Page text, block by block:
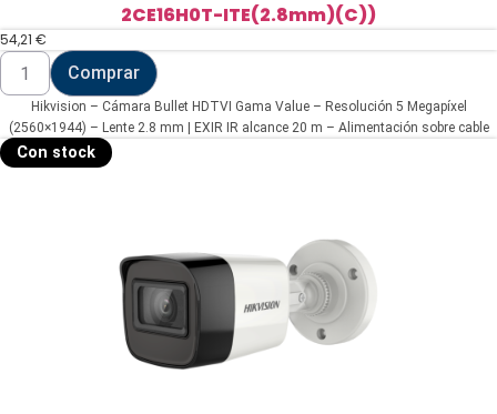
2CE16H0T-ITE(2.8mm)(C))
54,21 €
Hikvision
Cámara
Bullet
HDTVI
Gama
Value
Comprar
Hikvision – Cámara Bullet HDTVI Gama Value – Resolución 5 Megapíxel
(2560×1944) – Lente 2.8 mm | EXIR IR alcance 20 m – Alimentación sobre cable
Con stock